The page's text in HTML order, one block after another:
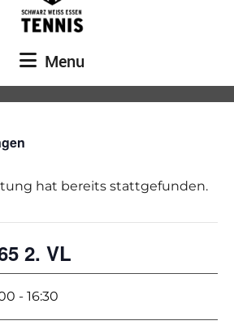
Menu
hat bereits stattgefunden.
2. VL
- 16:30